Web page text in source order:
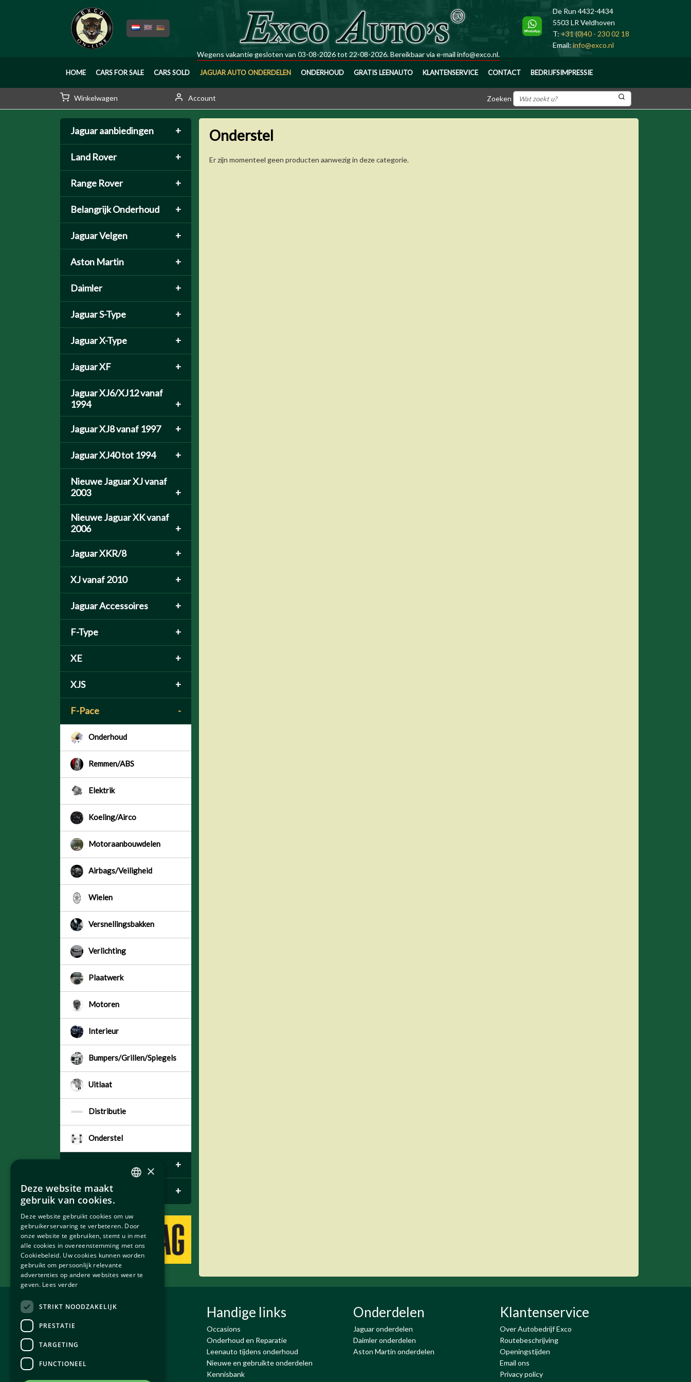
Wegens vakantie gesloten van 03-08-2026 tot 22-08-2026. Bereikbaar via e-mailinfo@exco.nl.
De Run 4432-4434
5503 LR Veldhoven
T: +31 (0)40 - 230 02 18
Email:info@exco.nl
HOME CARS FOR SALE CARS SOLD JAGUAR AUTO ONDERDELEN ONDERHOUD GRATIS LEENAUTO KLANTENSERVICE CONTACT BEDRIJFSIMPRESSIE
Winkelwagen Account Zoeken
Jaguar aanbiedingen +
Land Rover +
Range Rover +
Belangrijk Onderhoud +
Jaguar Velgen +
Aston Martin +
Daimler +
Jaguar S-Type +
Jaguar X-Type +
Jaguar XF +
Jaguar XJ6/XJ12 vanaf
1994
+
Jaguar XJ8 vanaf 1997 +
Jaguar XJ40 tot 1994 +
Nieuwe Jaguar XJ vanaf
2003
+
Nieuwe Jaguar XK vanaf
2006
+
Jaguar XKR/8 +
XJ vanaf 2010 +
Jaguar Accessoires +
F-Type +
XE +
XJS +
F-Pace -
Onderhoud
Remmen/ABS
Elektrik
Koeling/Airco
Motoraanbouwdelen
Airbags/Veiligheid
Wielen
Versnellingsbakken
Verlichting
Plaatwerk
Motoren
Interieur
Bumpers/Grillen/Spiegels
Uitlaat
Distributie
Onderstel
+
Bentley Parts +
Onderstel
Er zijn momenteel geen producten aanwezig in deze categorie.
Exco Auto's BV
De Run 4432-4434
Email:info@exco.nl
Handige links
Occasions
Onderhoud en Reparatie
Leenauto tijdens onderhoud
Nieuwe en gebruikte onderdelen
Kennisbank
Onderdelen
Jaguar onderdelen
Daimler onderdelen
Aston Martin onderdelen
Klantenservice
Over Autobedrijf Exco
Routebeschrijving
Openingstijden
Email ons
Privacy policy
×
Deze website maakt
gebruik van cookies.
Deze website gebruikt cookies om uw
gebruikerservaring te verbeteren. Door
onze website te gebruiken, stemt u in met
alle cookies in overeenstemming met ons
Cookiebeleid. Uw cookies kunnen worden
gebruikt om persoonlijk relevante
advertenties op andere websites weer te
geven. Lees verder
STRIKT NOODZAKELIJK
PRESTATIE
TARGETING
FUNCTIONEEL